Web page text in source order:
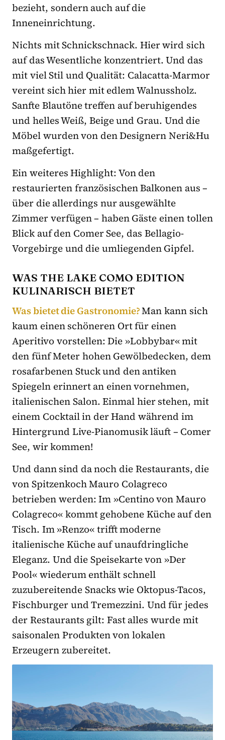
bezieht, sondern auch auf die
Inneneinrichtung.
Nichts mit Schnickschnack. Hier wird sich
auf das Wesentliche konzentriert. Und das
mit viel Stil und Qualität: Calacatta-Marmor
vereint sich hier mit edlem Walnussholz.
Sanfte Blautöne treffen auf beruhigendes
und helles Weiß, Beige und Grau. Und die
Möbel wurden von den Designern Neri&Hu
maßgefertigt.
Ein weiteres Highlight: Von den
restaurierten französischen Balkonen aus –
über die allerdings nur ausgewählte
Zimmer verfügen – haben Gäste einen tollen
Blick auf den Comer See, das Bellagio-
Vorgebirge und die umliegenden Gipfel.
WAS THE LAKE COMO EDITION
KULINARISCH BIETET
Was bietet die Gastronomie?Man kann sich
kaum einen schöneren Ort für einen
Aperitivo vorstellen: Die »Lobbybar« mit
den fünf Meter hohen Gewölbedecken, dem
rosafarbenen Stuck und den antiken
Spiegeln erinnert an einen vornehmen,
italienischen Salon. Einmal hier stehen, mit
einem Cocktail in der Hand während im
Hintergrund Live-Pianomusik läuft – Comer
See, wir kommen!
Und dann sind da noch die Restaurants, die
von Spitzenkoch Mauro Colagreco
betrieben werden: Im »Centino von Mauro
Colagreco« kommt gehobene Küche auf den
Tisch. Im »Renzo« trifft moderne
italienische Küche auf unaufdringliche
Eleganz. Und die Speisekarte von »Der
Pool« wiederum enthält schnell
zuzubereitende Snacks wie Oktopus-Tacos,
Fischburger und Tremezzini. Und für jedes
der Restaurants gilt: Fast alles wurde mit
saisonalen Produkten von lokalen
Erzeugern zubereitet.